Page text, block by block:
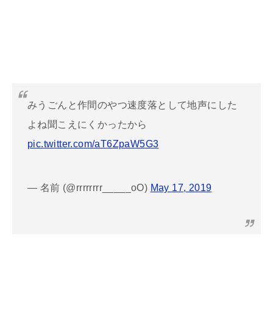
みうごんと作間のやつ速度落として地声にした
よね聞こえにくかったから
pic.twitter.com/aT6ZpaW5G3
— 名前 (@rrrrrrrr_____oO) May 17, 2019